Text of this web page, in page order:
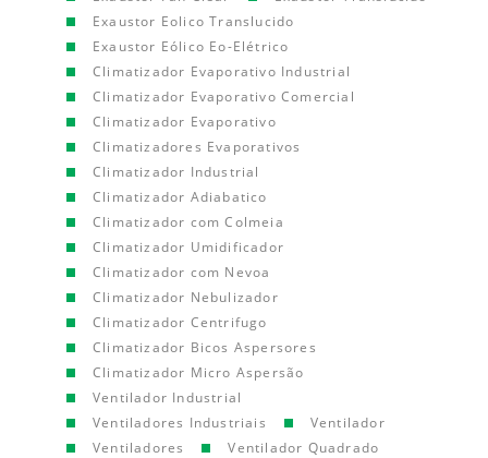
Exaustor Eolico Translucido
Exaustor Eólico Eo-Elétrico
Climatizador Evaporativo Industrial
Climatizador Evaporativo Comercial
Climatizador Evaporativo
Climatizadores Evaporativos
Climatizador Industrial
Climatizador Adiabatico
Climatizador com Colmeia
Climatizador Umidificador
Climatizador com Nevoa
Climatizador Nebulizador
Climatizador Centrifugo
Climatizador Bicos Aspersores
Climatizador Micro Aspersão
Ventilador Industrial
Ventiladores Industriais
Ventilador
Ventiladores
Ventilador Quadrado